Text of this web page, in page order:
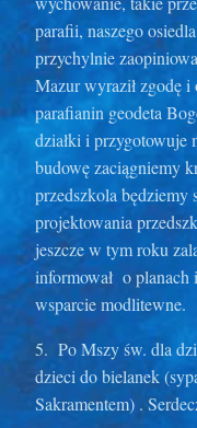
parafii, naszego
przychylnie
Mazur wyraził zgodę i
parafianin geodeta
działki i przygotowuje
budowę zaciągniemy
przedszkola będziemy
projektowania
jeszcze w tym roku
informował o planach
wsparcie modlitewne.
5. Po Mszy św. dla
dzieci do bielanek
Sakramentem) .